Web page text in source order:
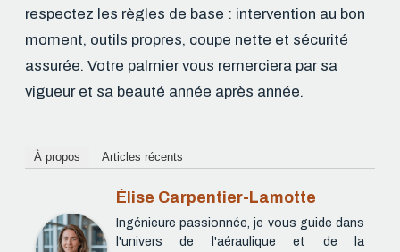
respectez les règles de base : intervention au bon
moment, outils propres, coupe nette et sécurité
assurée. Votre palmier vous remerciera par sa
vigueur et sa beauté année après année.
À propos Articles récents
Élise Carpentier-Lamotte
Ingénieure passionnée, je vous guide dans
l'univers de l'aéraulique et de la